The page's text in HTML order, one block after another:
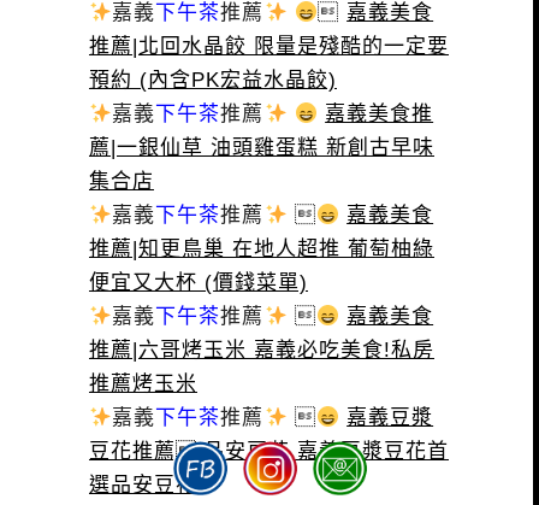
嘉義 下午茶推薦  嘉義美食
推薦|北回水晶餃 限量是殘酷的一定要
預約 (內含PK宏益水晶餃)
嘉義 下午茶推薦
嘉義美食推
薦|一銀仙草 油頭雞蛋糕 新創古早味
集合店
嘉義 下午茶推薦 
嘉義美食
推薦|知更鳥巢 在地人超推 葡萄柚綠
便宜又大杯 (價錢菜單)
嘉義 下午茶推薦 
嘉義美食
推薦|六哥烤玉米 嘉義必吃美食!私房
推薦烤玉米
嘉義 下午茶推薦 
嘉義豆漿
豆花推薦|品安豆花 嘉義豆漿豆花首
選品安豆花